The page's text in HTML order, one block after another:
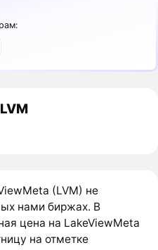
(LVM) не
нами биржах. В
цена на LakeViewMeta
на отметке